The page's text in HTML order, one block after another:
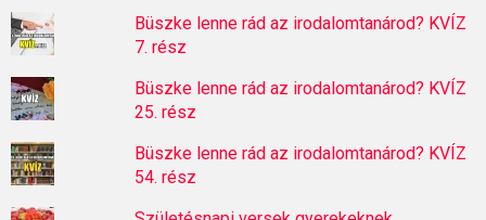
Büszke lenne rád az irodalomtanárod? KVÍZ
7. rész
Büszke lenne rád az irodalomtanárod? KVÍZ
25. rész
Büszke lenne rád az irodalomtanárod? KVÍZ
54. rész